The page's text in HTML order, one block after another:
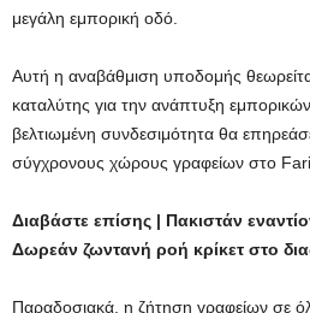
μεγάλη εμπορική οδό.
Αυτή η αναβάθμιση υποδομής
καταλύτης για την ανάπτυξη
βελτιωμένη συνδεσιμότητα θα
σύγχρονους χώρους γραφείων στο
Διαβάστε επίσης | Πακιστάν
Δωρεάν ζωντανή ροή κρίκετ στο
Παραδοσιακά, η ζήτηση γραφείων σε